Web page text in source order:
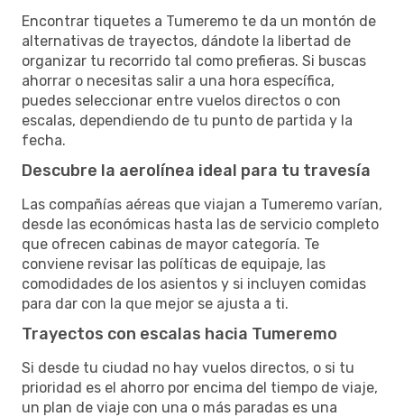
Encontrar tiquetes a Tumeremo te da un montón de
alternativas de trayectos, dándote la libertad de
organizar tu recorrido tal como prefieras. Si buscas
ahorrar o necesitas salir a una hora específica,
puedes seleccionar entre vuelos directos o con
escalas, dependiendo de tu punto de partida y la
fecha.
Descubre la aerolínea ideal para tu travesía
Las compañías aéreas que viajan a Tumeremo varían,
desde las económicas hasta las de servicio completo
que ofrecen cabinas de mayor categoría. Te
conviene revisar las políticas de equipaje, las
comodidades de los asientos y si incluyen comidas
para dar con la que mejor se ajusta a ti.
Trayectos con escalas hacia Tumeremo
Si desde tu ciudad no hay vuelos directos, o si tu
prioridad es el ahorro por encima del tiempo de viaje,
un plan de viaje con una o más paradas es una